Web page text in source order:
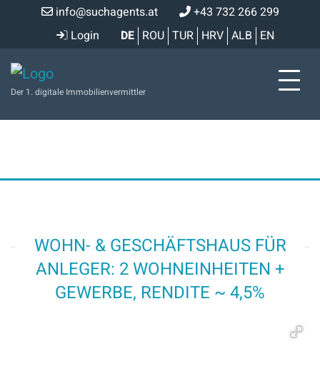
info@suchagents.at
+43 732 266 299
Login
DE ROU TUR HRV ALB EN
Der 1. digitale Immobilienvermittler
WOHN- & GESCHÄFTSHAUS FÜR
ANLEGER: 2 WOHNEINHEITEN +
GEWERBE, RENDITE ~ 4,5%